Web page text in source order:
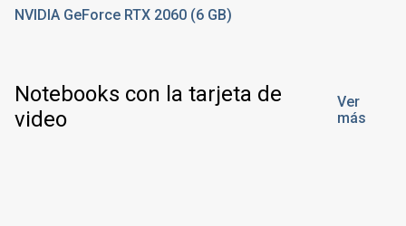
NVIDIA GeForce RTX 2060 (6 GB)
Notebooks con la tarjeta de
video
Ver
más